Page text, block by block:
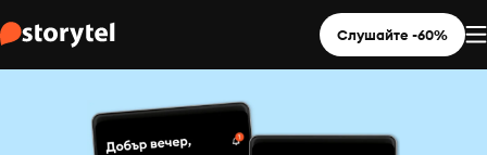
Слушайте -60%